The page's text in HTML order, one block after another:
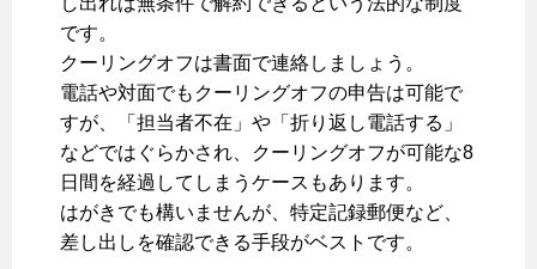
です。
クーリングオフは書面で連絡しましょう。
電話や対面でもクーリングオフの申告は可能で
すが、「担当者不在」や「折り返し電話する」
などではぐらかされ、クーリングオフが可能な8
日間を経過してしまうケースもあります。
はがきでも構いませんが、特定記録郵便など、
差し出しを確認できる手段がベストです。